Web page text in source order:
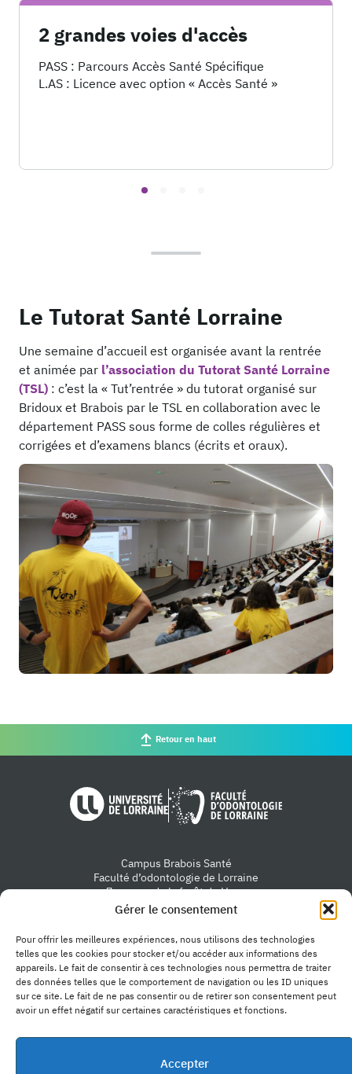
Gérer le consentement
Pour offrir les meilleures expériences, nous utilisons des technologies
telles que les cookies pour stocker et/ou accéder aux informations des
appareils. Le fait de consentir à ces technologies nous permettra de traiter
des données telles que le comportement de navigation ou les ID uniques
sur ce site. Le fait de ne pas consentir ou de retirer son consentement peut
avoir un effet négatif sur certaines caractéristiques et fonctions.
Accepter
2 grandes voies d'accès
PASS : Parcours Accès Santé Spécifique
L.AS : Licence avec option « Accès Santé »
Le Tutorat Santé Lorraine
Une semaine d’accueil est organisée avant la rentrée
et animée par l’association du Tutorat Santé Lorraine
(TSL) : c’est la « Tut’rentrée » du tutorat organisé sur
Bridoux et Brabois par le TSL en collaboration avec le
département PASS sous forme de colles régulières et
corrigées et d’examens blancs (écrits et oraux).
Retour en haut
Université de Lorraine
Campus Brabois Santé
Faculté d’odontologie de Lorraine
7 avenue de la forêt de Haye
54505 Vandœuvre-lès-Nancy